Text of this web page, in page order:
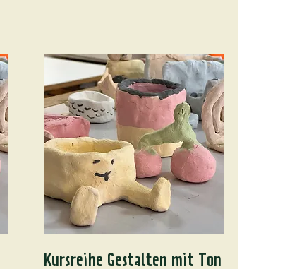
Kursreihe Gestalten mit Ton